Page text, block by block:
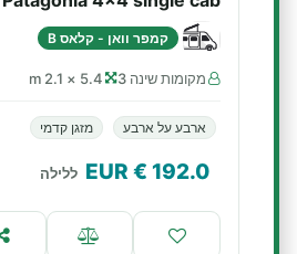
קמפר וואן - קלאס B
מקומות שינה 3 5.4 × 2.1 m
ארבע על ארבע מזגן קדמי
192.0
€ EUR ללילה